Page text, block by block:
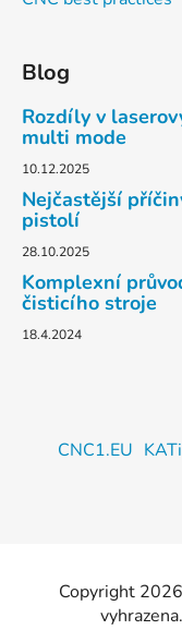
Blog
Rozdíly v
multi mode
10.12.2025
Nejčastější
pistolí
28.10.2025
Komplexní
čisticího stroje
18.4.2024
CNC1.EU
Copyright 2026
vyhrazena.